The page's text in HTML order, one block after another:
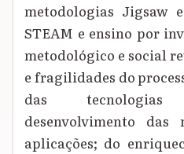
metodologias Jigsaw
STEAM e ensino por
metodológico e social
e fragilidades do
das
desenvolvimento das
aplicações; do